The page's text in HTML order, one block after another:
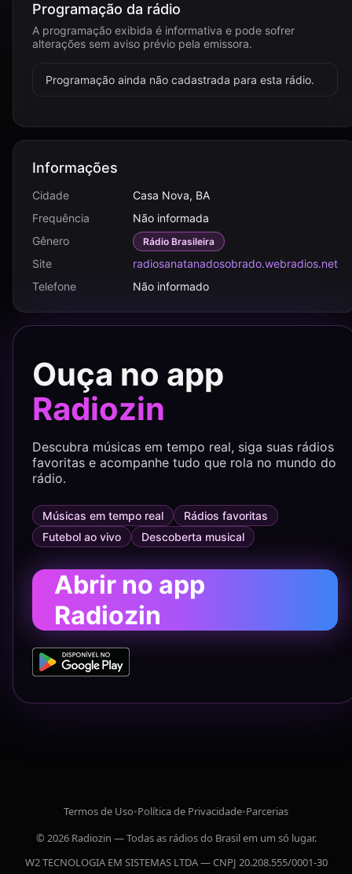
Programação da rádio
A programação exibida é informativa e pode sofrer
alterações sem aviso prévio pela emissora.
Programação ainda não cadastrada para esta rádio.
Informações
Cidade
Casa Nova, BA
Frequência
Não informada
Gênero
Rádio Brasileira
Site
radiosanatanadosobrado.webradios.net
Telefone
Não informado
Ouça no app
Radiozin
Descubra músicas em tempo real, siga suas rádios
favoritas e acompanhe tudo que rola no mundo do
rádio.
Músicas em tempo real
Rádios favoritas
Futebol ao vivo
Descoberta musical
Abrir no app
Radiozin
Termos de Uso•Política de Privacidade•Parcerias
© 2026 Radiozin — Todas as rádios do Brasil em um só lugar.
W2 TECNOLOGIA EM SISTEMAS LTDA — CNPJ 20.208.555/0001-30